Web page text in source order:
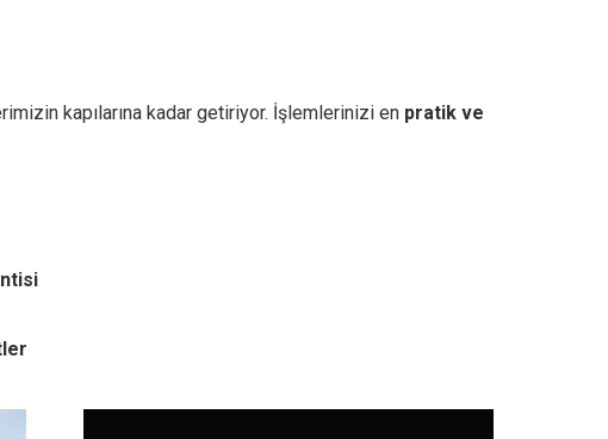
kapılarına kadar getiriyor. İşlemlerinizi en pratik ve